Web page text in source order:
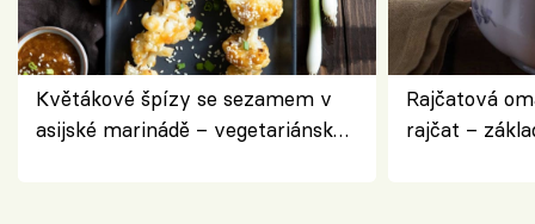
Květákové špízy se sezamem v
asijské marinádě – vegetariánská
Rajčatová
rajčat –